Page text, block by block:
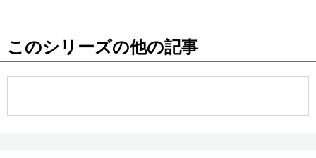
お知らせ
このシリーズの他の記事